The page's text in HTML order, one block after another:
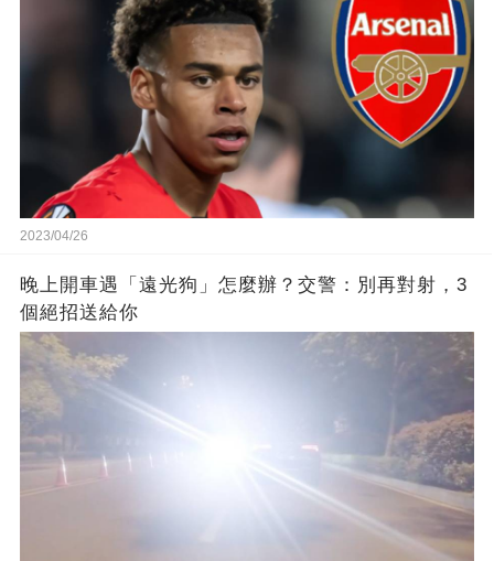
2023/04/26
晚上開車遇「遠光狗」怎麼辦？交警：別再對射，3
個絕招送給你